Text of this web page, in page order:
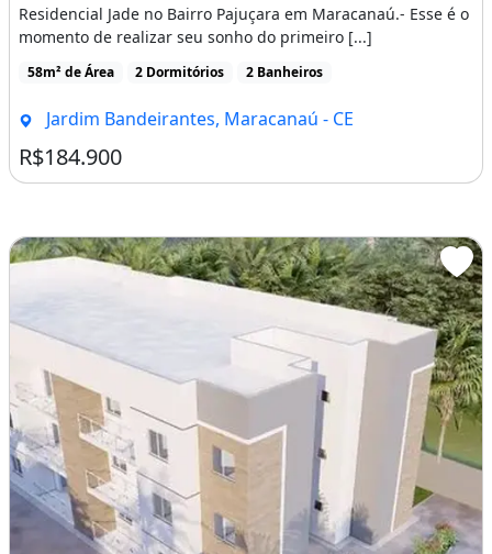
Residencial Jade no Bairro Pajuçara em Maracanaú.- Esse é o
momento de realizar seu sonho do primeiro [...]
58m² de Área 2 Dormitórios 2 Banheiros
Jardim Bandeirantes, Maracanaú - CE
R$184.900